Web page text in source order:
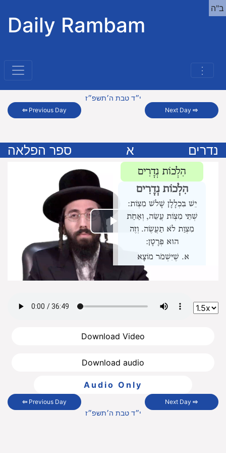
Daily Rambam
⋮
ב"ה
⇦ Previous Day
י״ד טבת ה׳תשפ״ז
Next Day⇨
נדרים א ספר הפלאה
Play
Video
הִלְכוֹת נְדָרִים
הִלְכוֹת נְדָרִים
יֵשׁ בִּכְלָלָן שָׁלֹשׁ מִצְוֹת:
שְׁתֵּי מִצְוֹת עֲשֵׂה, וְאַחַת
מִצְוַת לֹא תַעֲשֶׂה. וְזֶה
הוּא פְּרָטָן:
שֶׁיִּשְׁמֹר מוֹצָא
שְׂפָתָיו, וְיַעֲשֶׂה
כְּמוֹ שֶׁנָּדַר.
שֶׁיָּפֵר הַנֵּדֶר אוֹ
הוּא דִּין הֲפָרַת
בַּתּוֹרָה שֶׁבִּכְתָב.
א. הַנֵּדֶר נֶחְלָק
Download Video
Download audio
Audio Only
⇦ Previous Day
י״ד טבת ה׳תשפ״ז
Next Day⇨